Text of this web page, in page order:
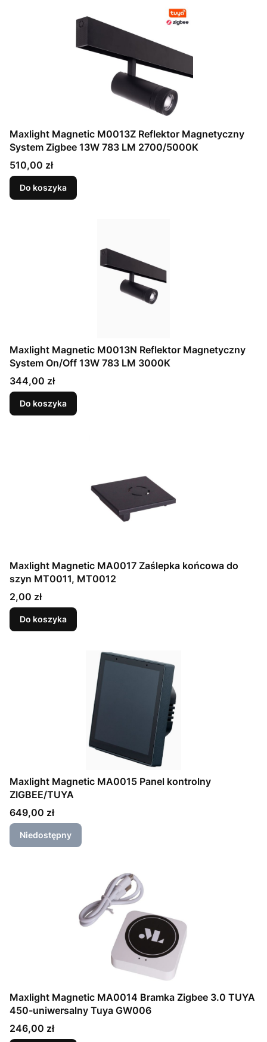
Maxlight Magnetic M0013Z Reflektor Magnetyczny
System Zigbee 13W 783 LM 2700/5000K
Cena
510,00 zł
Do koszyka
Maxlight Magnetic M0013N Reflektor Magnetyczny
System On/Off 13W 783 LM 3000K
Cena
344,00 zł
Do koszyka
Maxlight Magnetic MA0017 Zaślepka końcowa do
szyn MT0011, MT0012
Cena
2,00 zł
Do koszyka
Maxlight Magnetic MA0015 Panel kontrolny
ZIGBEE/TUYA
Cena
649,00 zł
Niedostępny
Maxlight Magnetic MA0014 Bramka Zigbee 3.0 TUYA
450-uniwersalny Tuya GW006
Cena
246,00 zł